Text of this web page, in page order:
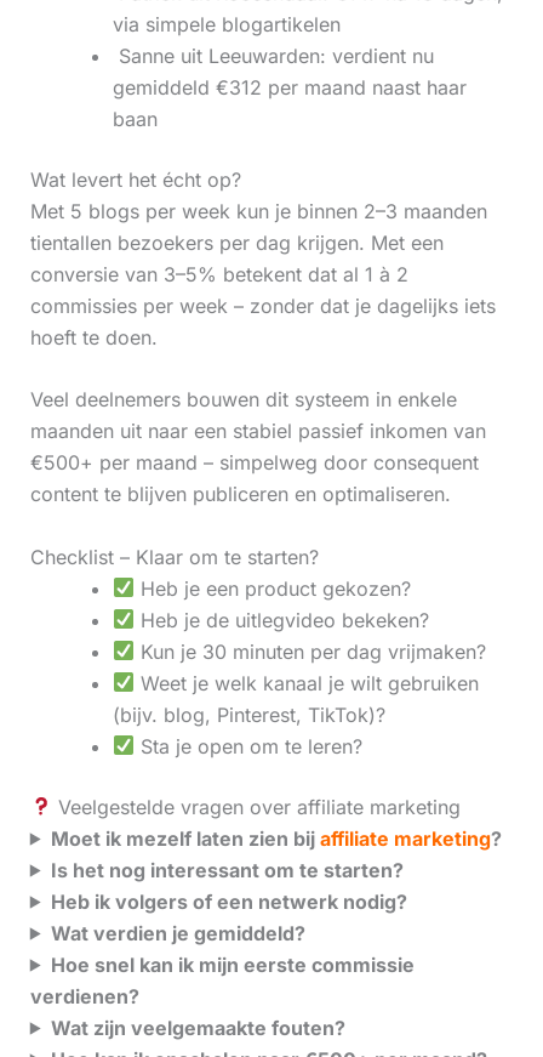
via simpele blogartikelen
‍ Sanne uit Leeuwarden: verdient nu
gemiddeld €312 per maand naast haar
baan
Wat levert het écht op?
Met 5 blogs per week kun je binnen 2–3 maanden
tientallen bezoekers per dag krijgen. Met een
conversie van 3–5% betekent dat al 1 à 2
commissies per week – zonder dat je dagelijks iets
hoeft te doen.
Veel deelnemers bouwen dit systeem in enkele
maanden uit naar een stabiel passief inkomen van
€500+ per maand – simpelweg door consequent
content te blijven publiceren en optimaliseren.
Checklist – Klaar om te starten?
Heb je een product gekozen?
Heb je de uitlegvideo bekeken?
Kun je 30 minuten per dag vrijmaken?
Weet je welk kanaal je wilt gebruiken
(bijv. blog, Pinterest, TikTok)?
Sta je open om te leren?
Veelgestelde vragen over affiliate marketing
Moet ik mezelf laten zien bij affiliate marketing?
Is het nog interessant om te starten?
Heb ik volgers of een netwerk nodig?
Wat verdien je gemiddeld?
Hoe snel kan ik mijn eerste commissie
verdienen?
Wat zijn veelgemaakte fouten?